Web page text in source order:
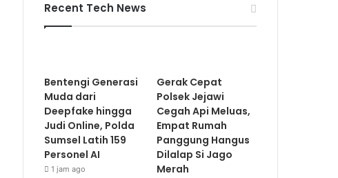
Recent Tech News
Bentengi Generasi
Muda dari
Deepfake hingga
Judi Online, Polda
Sumsel Latih 159
Personel AI
1 jam ago
Gerak Cepat
Polsek Jejawi
Cegah Api Meluas,
Empat Rumah
Panggung Hangus
Dilalap Si Jago
Merah